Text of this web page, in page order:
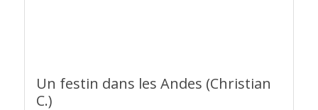
Un festin dans les Andes (Christian
C.)